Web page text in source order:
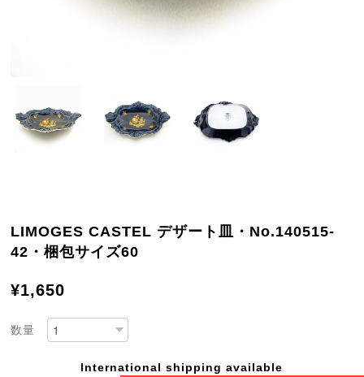
LIMOGES CASTEL デザート皿・No.140515-
42・梱包サイズ60
¥1,650
数量
International shipping available